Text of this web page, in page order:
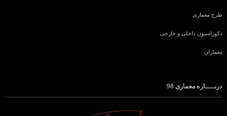
طرح معماری
دکوراسیون داخلی و خارجی
معماران
دربـــــاره معماری 98